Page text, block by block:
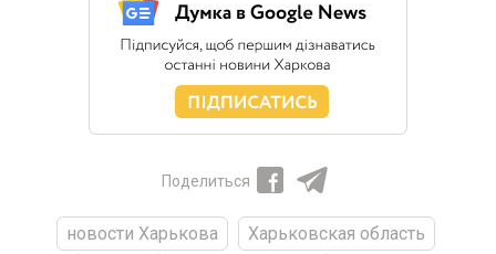
Поделиться
новости Харькова
Харьковская область